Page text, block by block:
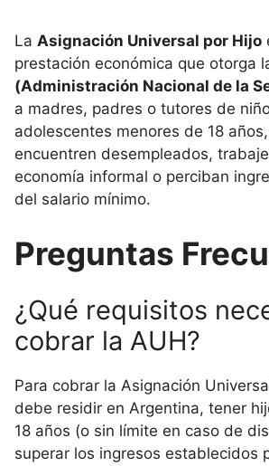
La Asignación Universal por Hijo
prestación económica que otorga
(Administración Nacional de la
a madres, padres o tutores de
adolescentes menores de 18
encuentren desempleados,
economía informal o perciban
del salario mínimo.
Preguntas
¿Qué requisitos
cobrar la AUH?
Para cobrar la Asignación
debe residir en Argentina, tener
18 años (o sin límite en caso de
superar los ingresos establecidos